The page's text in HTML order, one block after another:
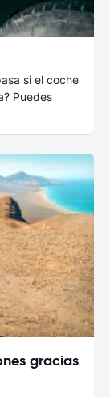
si el coche
Puedes
gracias